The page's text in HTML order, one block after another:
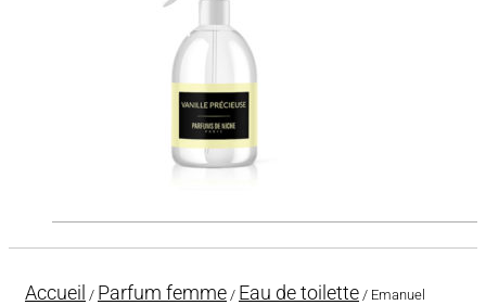
Accueil / Parfum femme / Eau de toilette / Emanuel